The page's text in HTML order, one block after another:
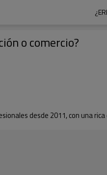
o comercio?
desde 2011, con una